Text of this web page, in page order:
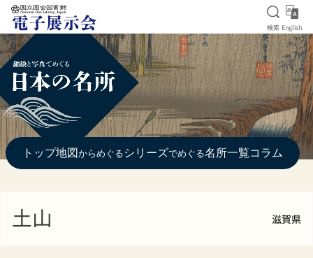
本文へ移動
検索を
検索 English
トップ地図 からめぐる シリーズでめぐる名所一覧コラム
土山 滋賀県